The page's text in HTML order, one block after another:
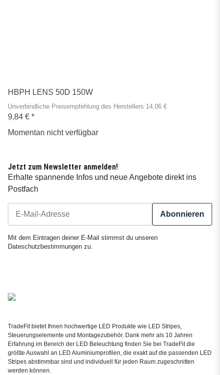
HBPH LENS 50D 150W
Unverbindliche Preisempfehlung des Herstellers 14,06 €
9,84 € *
Momentan nicht verfügbar
Jetzt zum Newsletter anmelden!
Erhalte spannende Infos und neue Angebote direkt ins
Postfach
Abonnieren
Mit dem Eintragen deiner E-Mail stimmst du unseren
Dateschutzbestimmungen zu.
TradeFit bietet Ihnen hochwertige LED Produkte wie LED Stripes,
Steuerungselemente und Montagezubehör. Dank mehr als 10 Jahren
Erfahrung im Bereich der LED Beleuchtung finden Sie bei TradeFit die
größte Auswahl an LED Aluminiumprofilen, die exakt auf die passenden LED
Stripes abstimmbar sind und individuell für jeden Raum zugeschnitten
werden können.